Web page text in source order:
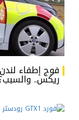
ريكس..